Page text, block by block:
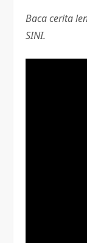
Baca cerita
SINI.